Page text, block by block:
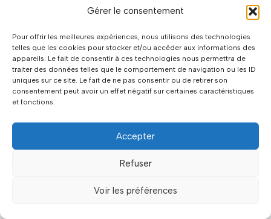
Gérer le consentement
Pour offrir les meilleures expériences, nous utilisons des technologies
telles que les cookies pour stocker et/ou accéder aux informations des
appareils. Le fait de consentir à ces technologies nous permettra de
traiter des données telles que le comportement de navigation ou les ID
uniques sur ce site. Le fait de ne pas consentir ou de retirer son
consentement peut avoir un effet négatif sur certaines caractéristiques
et fonctions.
Accepter
Refuser
Voir les préférences
Est-il néfaste de « vider ses couilles »
quotidiennement ?
Éjaculer quotidiennement n’est pas dangereux
en soi, mais l’excès peut entraîner une baisse
temporaire d’énergie ou une sensibilité du
fertilité, sauf si un trouble spécifique comme
l’éjaculation rétrograde est présent. En cas de
schéma répétitif associé à une prise de
préférable de vérifier avec un médecin. En